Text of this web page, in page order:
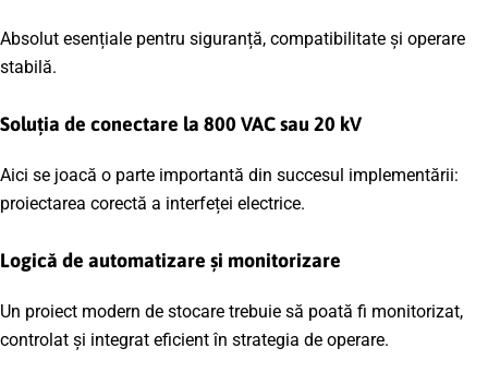
Absolut esențiale pentru siguranță, compatibilitate și operare
stabilă.
Soluția de conectare la 800 VAC sau 20 kV
Aici se joacă o parte importantă din succesul implementării:
proiectarea corectă a interfeței electrice.
Logică de automatizare și monitorizare
Un proiect modern de stocare trebuie să poată fi monitorizat,
controlat și integrat eficient în strategia de operare.